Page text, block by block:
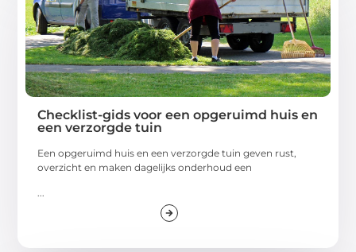
Checklist-gids voor een opgeruimd huis en
een verzorgde tuin
Een opgeruimd huis en een verzorgde tuin geven rust,
overzicht en maken dagelijks onderhoud een
...